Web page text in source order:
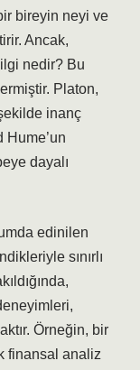
bireyin neyi ve
Ancak,
nedir? Bu
Platon,
inanç
dayalı
edinilen
sınırlı
Örneğin, bir
finansal analiz